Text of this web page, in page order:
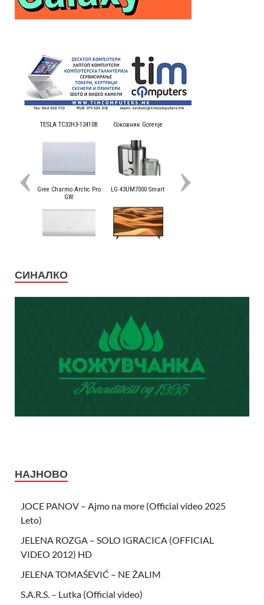
СИНАЛКО
НАЈНОВО
JOCE PANOV – Ajmo na more (Official video 2025
Leto)
JELENA ROZGA – SOLO IGRACICA (OFFICIAL
VIDEO 2012) HD
JELENA TOMAŠEVIĆ – NE ŽALIM
S.A.R.S. – Lutka (Official video)